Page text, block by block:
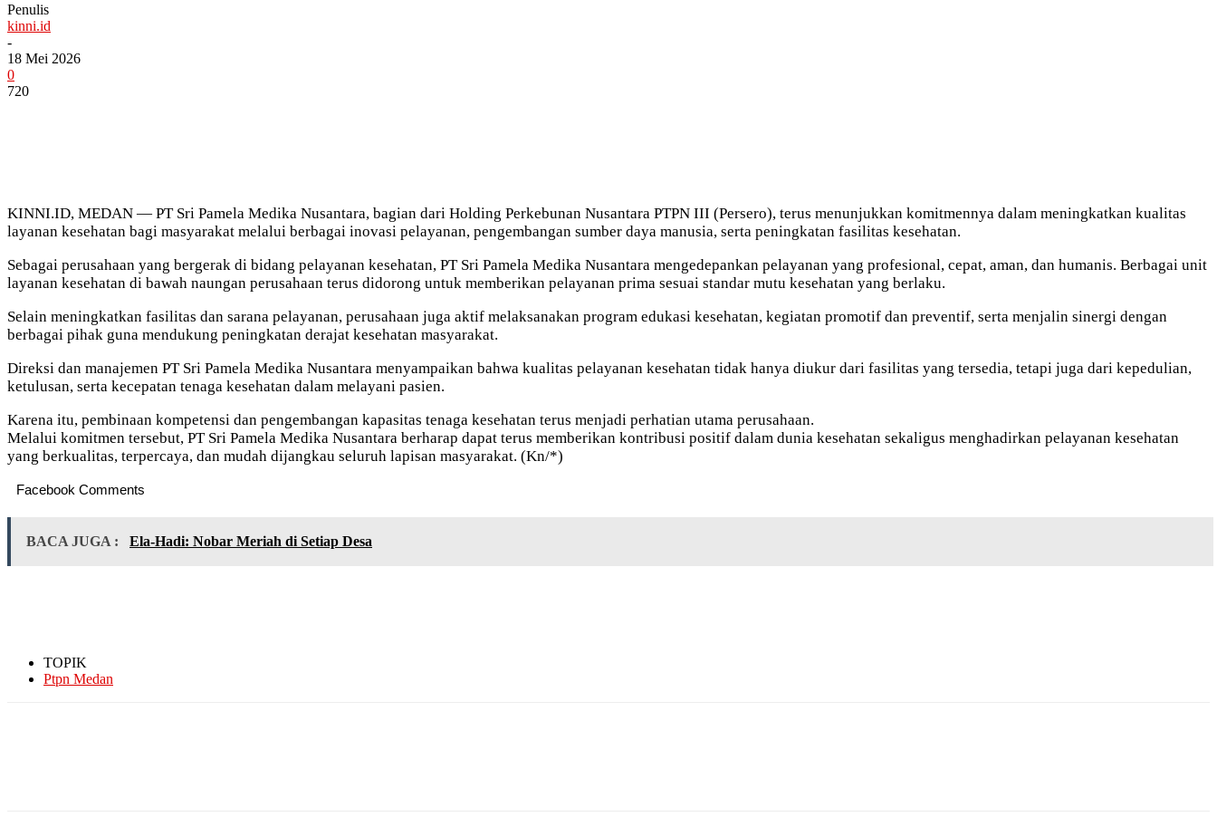
Penulis
kinni.id
-
18 Mei 2026
0
720
KINNI.ID, MEDAN — PT Sri Pamela Medika Nusantara, bagian dari Holding Perkebunan Nusantara PTPN III (Persero), terus menunjukkan komitmennya dalam meningkatkan kualitas
layanan kesehatan bagi masyarakat melalui berbagai inovasi pelayanan, pengembangan sumber daya manusia, serta peningkatan fasilitas kesehatan.
Sebagai perusahaan yang bergerak di bidang pelayanan kesehatan, PT Sri Pamela Medika Nusantara mengedepankan pelayanan yang profesional, cepat, aman, dan humanis. Berbagai unit
layanan kesehatan di bawah naungan perusahaan terus didorong untuk memberikan pelayanan prima sesuai standar mutu kesehatan yang berlaku.
Selain meningkatkan fasilitas dan sarana pelayanan, perusahaan juga aktif melaksanakan program edukasi kesehatan, kegiatan promotif dan preventif, serta menjalin sinergi dengan
berbagai pihak guna mendukung peningkatan derajat kesehatan masyarakat.
Direksi dan manajemen PT Sri Pamela Medika Nusantara menyampaikan bahwa kualitas pelayanan kesehatan tidak hanya diukur dari fasilitas yang tersedia, tetapi juga dari kepedulian,
ketulusan, serta kecepatan tenaga kesehatan dalam melayani pasien.
Karena itu, pembinaan kompetensi dan pengembangan kapasitas tenaga kesehatan terus menjadi perhatian utama perusahaan.
Melalui komitmen tersebut, PT Sri Pamela Medika Nusantara berharap dapat terus memberikan kontribusi positif dalam dunia kesehatan sekaligus menghadirkan pelayanan kesehatan
yang berkualitas, terpercaya, dan mudah dijangkau seluruh lapisan masyarakat. (Kn/*)
Facebook Comments
BACA JUGA : Ela-Hadi: Nobar Meriah di Setiap Desa
TOPIK
Ptpn Medan